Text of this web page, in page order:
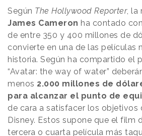
Según The Hollywood Reporter, la
James Cameron ha contado
de entre 350 y 400 millones de
convierte en una de las películas
historia. Según ha compartido el
“Avatar: the way of water”
menos 2.000 millones de
para alcanzar el punto de
de cara a satisfacer los objetivos
Disney. Estos supone que el film
tercera o cuarta película más